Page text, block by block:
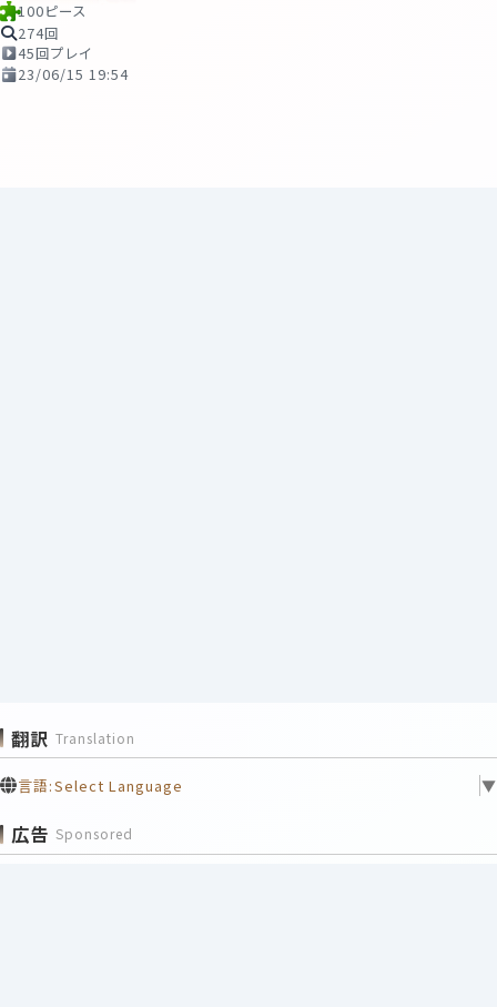
100ピース
274回
45回プレイ
23/06/15 19:54
翻訳 Translation
言語:Select Language ▼
広告 Sponsored